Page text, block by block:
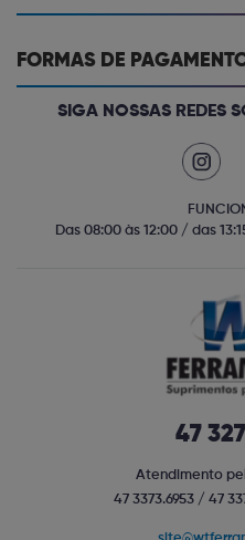
FORMAS DE
SIGA NOSSAS REDES
Das 08:00 às 12:00 / das
47
Atendimento
47 3373.6953 / 47